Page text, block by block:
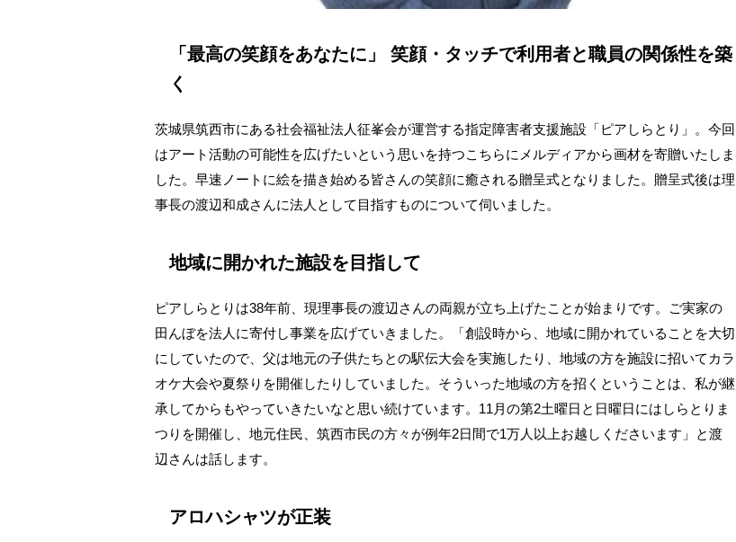
「最高の笑顔をあなたに」 笑顔・タッチで利用者と職員の関係性を築
く
茨城県筑西市にある社会福祉法人征峯会が運営する指定障害者支援施設「ピアしらとり」。今回
はアート活動の可能性を広げたいという思いを持つこちらにメルディアから画材を寄贈いたしま
した。早速ノートに絵を描き始める皆さんの笑顔に癒される贈呈式となりました。贈呈式後は理
事長の渡辺和成さんに法人として目指すものについて伺いました。
地域に開かれた施設を目指して
ピアしらとりは38年前、現理事長の渡辺さんの両親が立ち上げたことが始まりです。ご実家の
田んぼを法人に寄付し事業を広げていきました。「創設時から、地域に開かれていることを大切
にしていたので、父は地元の子供たちとの駅伝大会を実施したり、地域の方を施設に招いてカラ
オケ大会や夏祭りを開催したりしていました。そういった地域の方を招くということは、私が継
承してからもやっていきたいなと思い続けています。11月の第2土曜日と日曜日にはしらとりま
つりを開催し、地元住民、筑西市民の方々が例年2日間で1万人以上お越しくださいます」と渡
辺さんは話します。
アロハシャツが正装